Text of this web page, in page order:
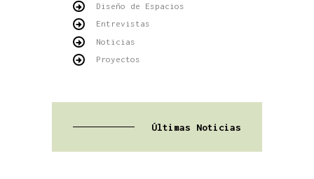
Diseño de Espacios
Entrevistas
Noticias
Proyectos
Últimas Noticias